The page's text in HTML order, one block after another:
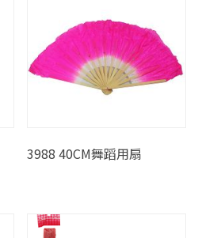
3988 40CM舞蹈用扇